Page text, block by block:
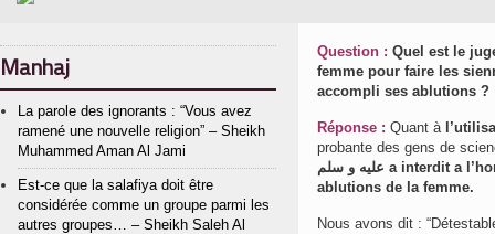
Question : Quel est le
femme pour faire les
accompli ses ablutions ?
Réponse : Quant à
probante des gens de
عليه و سلم a interdit a l’homme d’accomplir ses ablutions en utilisant le reste de l’eau des
ablutions de la femme.
Nous avons dit :
Manhaj
La parole des ignorants : “Vous avez
ramené une nouvelle religion” – Sheikh
Muhammed Aman Al Jami
Est-ce que la salafiya doit être
considérée comme un groupe parmi les
autres groupes… – Sheikh Saleh Al